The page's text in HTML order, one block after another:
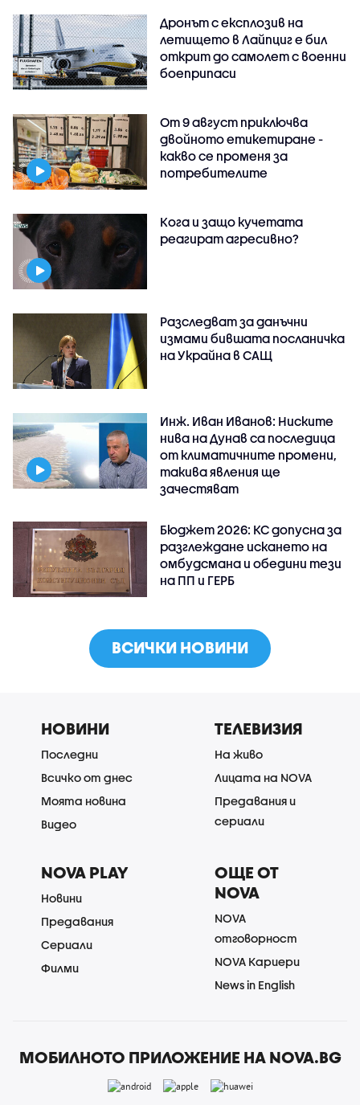
Дронът с експлозив на
летището в Лайпциг е бил
открит до самолет с военни
боеприпаси
От 9 август приключва
двойното етикетиране -
какво се променя за
потребителите
Кога и защо кучетата
реагират агресивно?
Разследват за данъчни
измами бившата посланичка
на Украйна в САЩ
Инж. Иван Иванов: Ниските
нива на Дунав са последица
от климатичните промени,
такива явления ще
зачестяват
Бюджет 2026: КС допусна за
разглеждане искането на
омбудсмана и обедини тези
на ПП и ГЕРБ
ВСИЧКИ НОВИНИ
НОВИНИ
Последни
Всичко от днес
Моята новина
Видео
ТЕЛЕВИЗИЯ
На живо
Лицата на NOVA
Предавания и
сериали
NOVA PLAY
Новини
Предавания
Сериали
Филми
ОЩЕ ОТ
NOVA
NOVA
отговорност
NOVA Кариери
News in English
МОБИЛНОТО ПРИЛОЖЕНИЕ НА NOVA.BG